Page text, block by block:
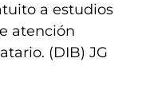
a estudios
atención
(DIB) JG